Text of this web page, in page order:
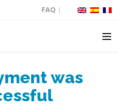
FAQ|
was